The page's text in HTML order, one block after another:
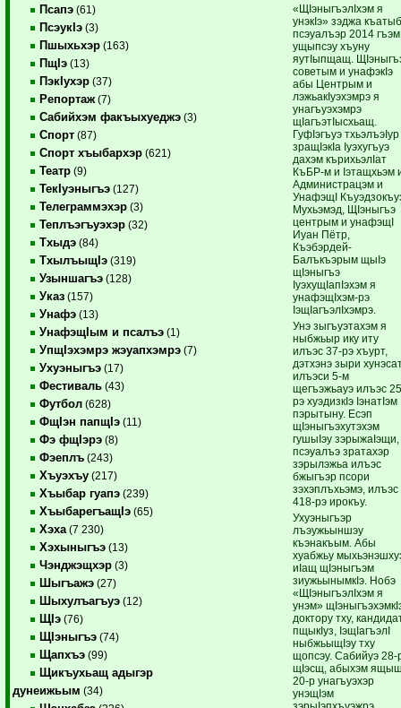
Псапэ (61)
ПсэукIэ (3)
Пшыхьхэр (163)
ПщIэ (13)
ПэкIухэр (37)
Репортаж (7)
Сабийхэм факъыхуеджэ (3)
Спорт (87)
Спорт хъыбархэр (621)
Театр (9)
ТекIуэныгъэ (127)
Телеграммэхэр (3)
Теплъэгъуэхэр (32)
Тхыдэ (84)
ТхылъыщIэ (319)
Узыншагъэ (128)
Указ (157)
Унафэ (13)
УнафэщIым и псалъэ (1)
УпщIэхэмрэ жэуапхэмрэ (7)
Ухуэныгъэ (17)
Фестиваль (43)
Футбол (628)
ФщIэн папщIэ (11)
Фэ фщIэрэ (8)
Фэеплъ (243)
Хъуэхъу (217)
Хъыбар гуапэ (239)
ХъыбарегъащIэ (65)
Хэха (7 230)
Хэхыныгъэ (13)
Чэнджэщхэр (3)
Шыгъажэ (27)
Шыхулъагъуэ (12)
ЩIэ (76)
ЩIэныгъэ (74)
Щапхъэ (99)
Щикъухьащ адыгэр
дунеижьым (34)
«ЩIэныгъэлIхэм я
унэкIэ» зэджа
псэуалъэр 2014 гъэм
ущыпсэу хъуну
яутIыпщащ.
советым и унафэкIэ
абы Центрым и
лэжьакIуэхэмрэ я
унагъуэхэмрэ
щIагъэтIысхьащ.
ГуфIэгъуэ тхьэлъэIур
зращIэкIа Iуэхугъуэ
дахэм кърихьэлIат
КъБР-м и Iэтащхьэм
Администрацэм и
УнафэщI
Мухьэмэд, ЩIэныгъэ
центрым и унафэщI
Иуан Пётр,
Къэбэрдей-
Балъкъэрым щыIэ
щIэныгъэ
IуэхущIапIэхэм я
унафэщIхэм-рэ
IэщIагъэлIхэмрэ.
Унэ зыгъуэтахэм я
ныбжьыр ику иту
илъэс 37-рэ хъурт,
дэтхэнэ зыри
илъэси 5-м
щегъэжьауэ илъэс
рэ хуэдизкIэ IэнатIэм
пэрытыну. Есэп
щIэныгъэхутэхэм
гушыIэу зэрыжаIэщи,
псэуалъэ зратахэр
зэрылэжьа илъэс
бжыгъэр псори
зэхэплъхьэмэ, илъэс
418-рэ ирокъу.
Ухуэныгъэр
лъэужьыншэу
къэнакъым. Абы
хуабжьу
иIащ щIэныгъэм
зиужьынымкIэ. Нобэ
«ЩIэныгъэлIхэм я
унэм»
доктору тху,
пщыкIуз, IэщIагъэлI
ныбжьыщIэу тху
щопсэу. Сабийуэ 28-
щIэсщ, абыхэм
20-р унагъуэхэр
унэщIэм